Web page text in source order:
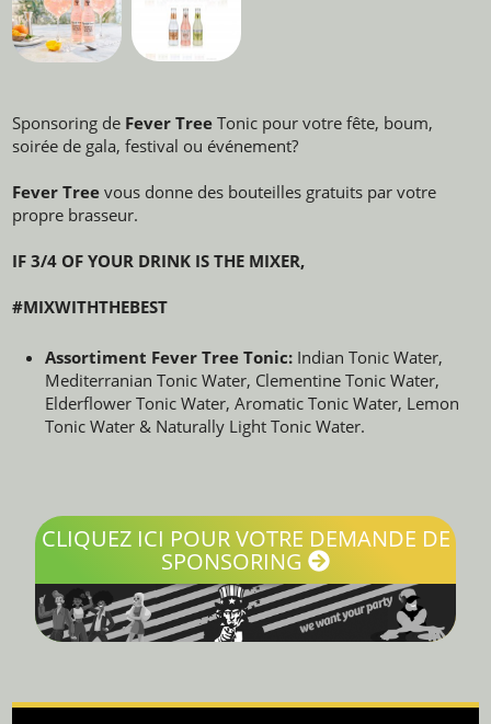
Sponsoring de Fever Tree Tonic pour votre fête, boum,
soirée de gala, festival ou événement?
Fever Tree vous donne des bouteilles gratuits par votre
propre brasseur.
IF 3/4 OF YOUR DRINK IS THE MIXER,
#MIXWITHTHEBEST
Assortiment Fever Tree Tonic: Indian Tonic Water,
Mediterranian Tonic Water, Clementine Tonic Water,
Elderflower Tonic Water, Aromatic Tonic Water, Lemon
Tonic Water & Naturally Light Tonic Water.
CLIQUEZ ICI POUR VOTRE DEMANDE DE
SPONSORING